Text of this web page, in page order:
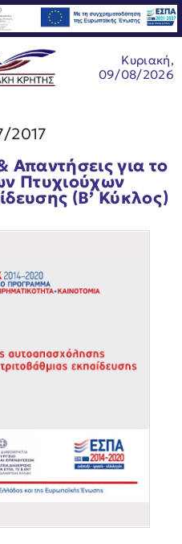
Κυριακή,
09/08/2026
2017
Απαντήσεις για το
Πτυχιούχων
(Β’ Κύκλος)